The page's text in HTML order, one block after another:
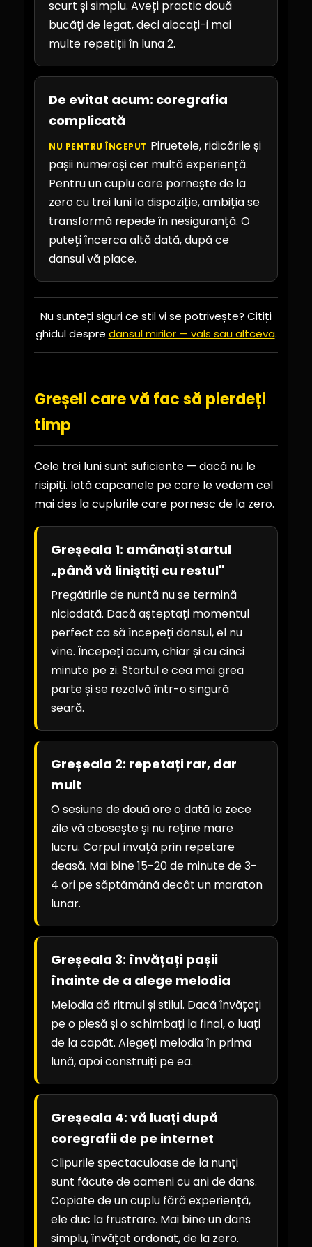
scurt și simplu. Aveți practic două
bucăți de legat, deci alocați-i mai
multe repetiții în luna 2.
De evitat acum: coregrafia
complicată
NU PENTRU ÎNCEPUT Piruetele, ridicările și
pașii numeroși cer multă experiență.
Pentru un cuplu care pornește de la
zero cu trei luni la dispoziție, ambiția se
transformă repede în nesiguranță. O
puteți încerca altă dată, după ce
dansul vă place.
Nu sunteți siguri ce stil vi se potrivește? Citiți
ghidul despre dansul mirilor — vals sau altceva.
Greșeli care vă fac să pierdeți
timp
Cele trei luni sunt suficiente — dacă nu le
risipiți. Iată capcanele pe care le vedem cel
mai des la cuplurile care pornesc de la zero.
Greșeala 1: amânați startul
„până vă liniștiți cu restul"
Pregătirile de nuntă nu se termină
niciodată. Dacă așteptați momentul
perfect ca să începeți dansul, el nu
vine. Începeți acum, chiar și cu cinci
minute pe zi. Startul e cea mai grea
parte și se rezolvă într-o singură
seară.
Greșeala 2: repetați rar, dar
mult
O sesiune de două ore o dată la zece
zile vă obosește și nu reține mare
lucru. Corpul învață prin repetare
deasă. Mai bine 15-20 de minute de 3-
4 ori pe săptămână decât un maraton
lunar.
Greșeala 3: învățați pașii
înainte de a alege melodia
Melodia dă ritmul și stilul. Dacă învățați
pe o piesă și o schimbați la final, o luați
de la capăt. Alegeți melodia în prima
lună, apoi construiți pe ea.
Greșeala 4: vă luați după
coregrafii de pe internet
Clipurile spectaculoase de la nunți
sunt făcute de oameni cu ani de dans.
Copiate de un cuplu fără experiență,
ele duc la frustrare. Mai bine un dans
simplu, învățat ordonat, de la zero.